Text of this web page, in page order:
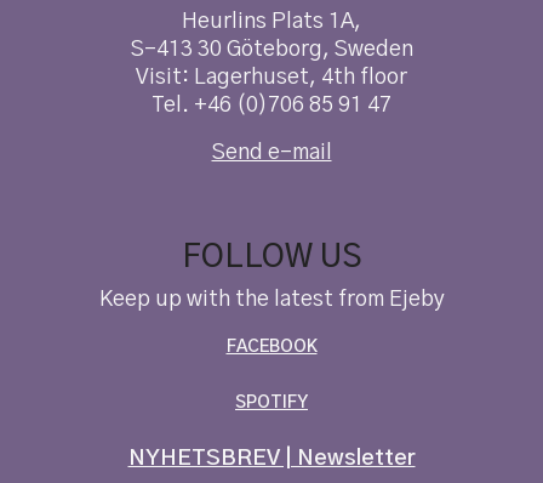
Heurlins Plats 1A,
S-413 30 Göteborg, Sweden
Visit: Lagerhuset, 4th floor
Tel. +46 (0)706 85 91 47
Send e-mail
FOLLOW US
Keep up with the latest from Ejeby
FACEBOOK
SPOTIFY
NYHETSBREV | Newsletter